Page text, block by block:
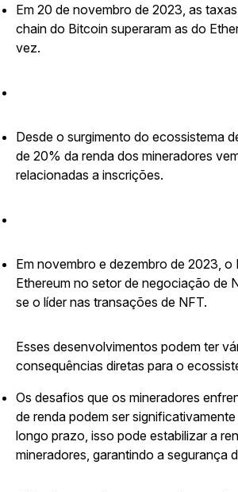
Em 20 de novembro de 2023, as
chain do Bitcoin superaram as do
vez.
Desde o surgimento do ecossistema
de 20% da renda dos mineradores
relacionadas a inscrições.
Em novembro e dezembro de 2023, o
Ethereum no setor de negociação de
se o líder nas transações de NFT.
Esses desenvolvimentos podem ter
consequências diretas para o
Os desafios que os mineradores
de renda podem ser
longo prazo, isso pode estabilizar a
mineradores, garantindo a segurança